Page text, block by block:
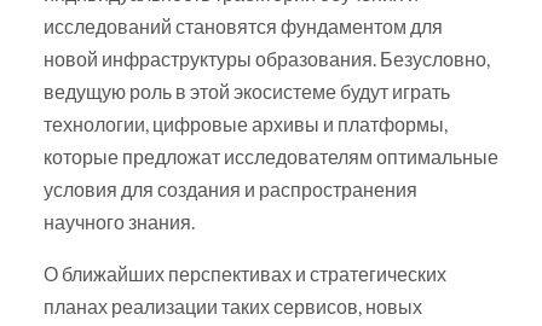
исследований становятся фундаментом для
новой инфраструктуры образования. Безусловно,
ведущую роль в этой экосистеме будут играть
технологии, цифровые архивы и платформы,
которые предложат исследователям оптимальные
условия для создания и распространения
научного знания.
О ближайших перспективах и стратегических
планах реализации таких сервисов, новых